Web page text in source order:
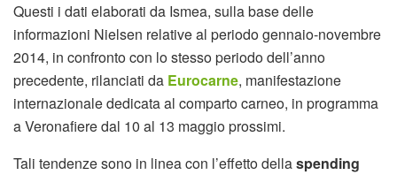
Questi i dati elaborati da Ismea, sulla base delle
informazioni Nielsen relative al periodo gennaio-novembre
2014, in confronto con lo stesso periodo dell’anno
precedente, rilanciati da Eurocarne, manifestazione
internazionale dedicata al comparto carneo, in programma
a Veronafiere dal 10 al 13 maggio prossimi.
Tali tendenze sono in linea con l’effetto dellaspending